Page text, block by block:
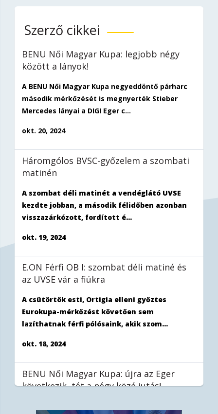
Szerző cikkei
BENU Női Magyar Kupa: legjobb négy
között a lányok!
A BENU Női Magyar Kupa negyeddöntő párharc
második mérkőzését is megnyerték Stieber
Mercedes lányai a DIGI Eger c...
okt. 20, 2024
Háromgólos BVSC-győzelem a szombati
matinén
A szombat déli matinét a vendéglátó UVSE
kezdte jobban, a második félidőben azonban
visszazárkózott, fordított é...
okt. 19, 2024
E.ON Férfi OB I: szombat déli matiné és
az UVSE vár a fiúkra
A csütörtök esti, Ortigia elleni győztes
Eurokupa-mérkőzést követően sem
lazíthatnak férfi pólósaink, akik szom...
okt. 18, 2024
BENU Női Magyar Kupa: újra az Eger
következik, tét a négy közé jutás!